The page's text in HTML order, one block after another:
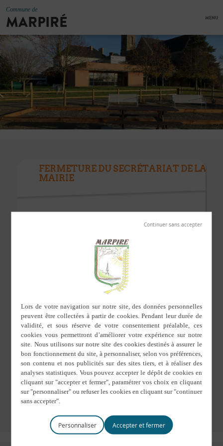
Commune de
MARPIRÉ MENU
FERMETURE DU SECRÉTARIAT DE LA
MAIRIE
Le secrétariat de la mairie sera fermé le vendredi 26 juin
2026.
Personnaliser